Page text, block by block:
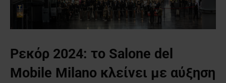
Ρεκόρ 2024: το Salone del
Mobile Milano κλείνει με αύξηση